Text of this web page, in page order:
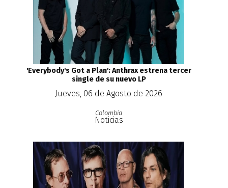
'Everybody's Got a Plan': Anthrax estrena tercer
single de su nuevo LP
Jueves, 06 de Agosto de 2026
Colombia
Noticias